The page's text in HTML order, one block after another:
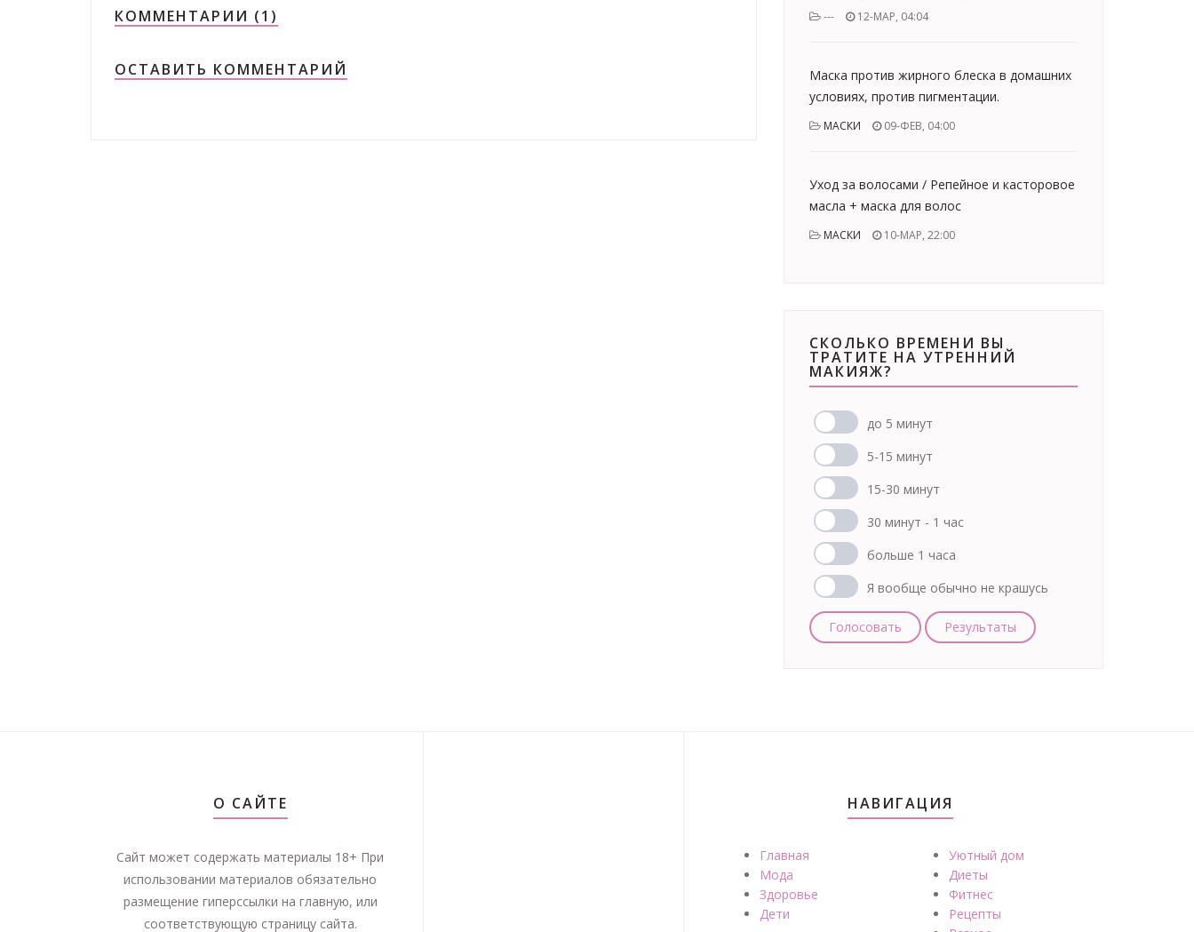
КОММЕНТАРИИ (1)
ОСТАВИТЬ КОММЕНТАРИЙ
--- 12-МАР, 04:04
Маска против жирного блеска в домашних
условиях, против пигментации.
МАСКИ 09-ФЕВ, 04:00
Уход за волосами / Репейное и касторовое
масла + маска для волос
МАСКИ 10-МАР, 22:00
СКОЛЬКО ВРЕМЕНИ ВЫ
ТРАТИТЕ НА УТРЕННИЙ
МАКИЯЖ?
до 5 минут
5-15 минут
15-30 минут
30 минут - 1 час
больше 1 часа
Я вообще обычно не крашусь
Голосовать Результаты
О САЙТЕ
Сайт может содержать материалы 18+ При
использовании материалов обязательно
размещение гиперссылки на главную, или
соответствующую страницу сайта.
НАВИГАЦИЯ
Главная
Мода
Здоровье
Дети
Уютный дом
Диеты
Фитнес
Рецепты